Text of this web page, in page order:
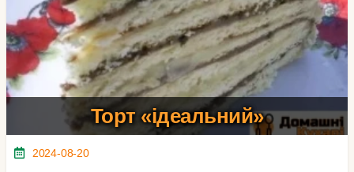
Торт «ідеальний»
2024-08-20